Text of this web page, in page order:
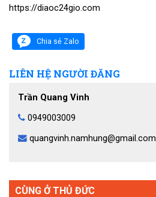
https://diaoc24gio.com
Chia sẻ Zalo
LIÊN HỆ NGƯỜI ĐĂNG
Trần Quang Vinh
0949003009
quangvinh.namhung@gmail.com
CÙNG Ở THỦ ĐỨC